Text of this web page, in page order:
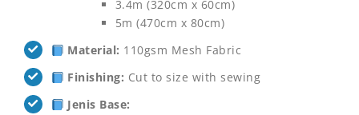
3.4m (320cm x 60cm)
5m (470cm x 80cm)
Material: 110gsm Mesh Fabric
Finishing: Cut to size with sewing
Jenis Base: